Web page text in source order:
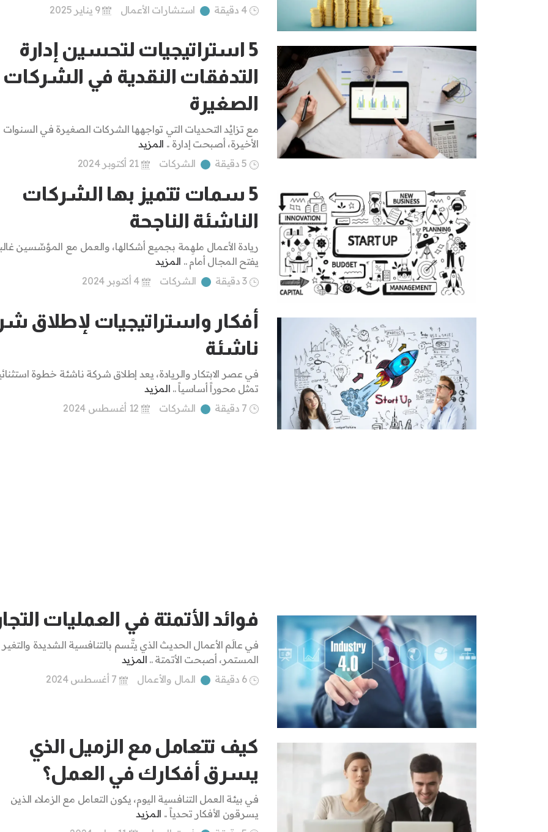
4 دقيقة
استشارات الأعمال 9 يناير 2025
5 استراتيجيات لتحسين إدارة
التدفقات النقدية في الشركات
الصغيرة
مع تزايُد التحديات التي تواجهها الشركات الصغيرة في السنوات
الأخيرة، أصبحت إدارة .. المزيد
5 دقيقة
الشركات
5 سمات تتميز بها الشركات
الناشئة الناجحة
ريادة الأعمال ملهِمة بجميع أشكالها، والعمل مع المؤسِّسين
يفتح المجال أمام .. المزيد
3 دقيقة
الشركات
أفكار واستراتيجيات لإطلاق
ناشئة
في عصر الابتكار والريادة، يعد إطلاق شركة ناشئة خطوة
تمثل محوراً أساسياً .. المزيد
7 دقيقة
الشركات
فوائد الأتمتة في العمليات
في عالَم الأعمال الحديث الذي يتَّسم بالتنافسية الشديدة والتغير
المستمر، أصبحت الأتمتة .. المزيد
6 دقيقة
المال والأعمال
كيف تتعامل مع الزميل الذي
يسرق أفكارك في العمل؟
في بيئة العمل التنافسية اليوم، يكون التعامل مع الزملاء الذين
يسرقون الأفكار تحدياً .. المزيد